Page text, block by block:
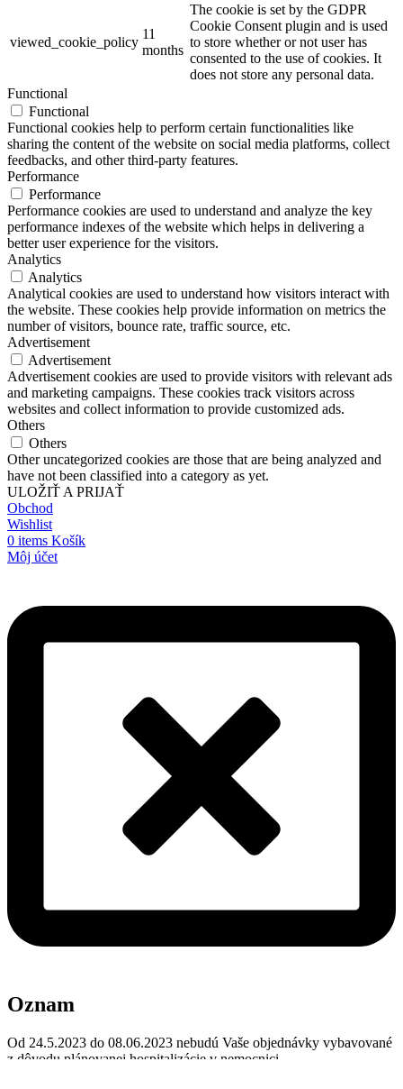
viewed_cookie_policy
11
months
The cookie is set by the GDPR
Cookie Consent plugin and is used
to store whether or not user has
consented to the use of cookies. It
does not store any personal data.
Functional
Functional
Functional cookies help to perform certain functionalities like
sharing the content of the website on social media platforms, collect
feedbacks, and other third-party features.
Performance
Performance
Performance cookies are used to understand and analyze the key
performance indexes of the website which helps in delivering a
better user experience for the visitors.
Analytics
Analytics
Analytical cookies are used to understand how visitors interact with
the website. These cookies help provide information on metrics the
number of visitors, bounce rate, traffic source, etc.
Advertisement
Advertisement
Advertisement cookies are used to provide visitors with relevant ads
and marketing campaigns. These cookies track visitors across
websites and collect information to provide customized ads.
Others
Others
Other uncategorized cookies are those that are being analyzed and
have not been classified into a category as yet.
ULOŽIŤ A PRIJAŤ
Obchod
Wishlist
0 items Košík
Môj účet
Oznam
Od 24.5.2023 do 08.06.2023 nebudú Vaše objednávky vybavované
z dôvodu plánovanej hospitalizácie v nemocnici.